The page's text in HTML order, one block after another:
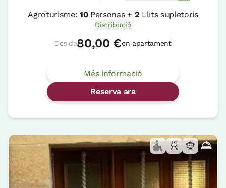
Agroturisme:10Personas + 2 Llits supletoris
Distribució
Des de80,00 €en apartament
Més informació
Reserva ara